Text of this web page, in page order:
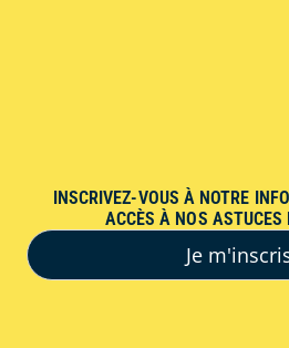
INSCRIVEZ-VOUS À NOTRE
ACCÈS À NOS ASTUCES
Je